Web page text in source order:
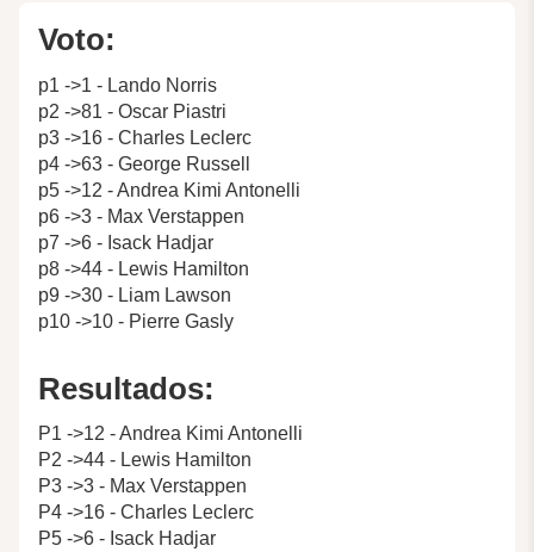
Voto:
p1 ->1 - Lando Norris
p2 ->81 - Oscar Piastri
p3 ->16 - Charles Leclerc
p4 ->63 - George Russell
p5 ->12 - Andrea Kimi Antonelli
p6 ->3 - Max Verstappen
p7 ->6 - Isack Hadjar
p8 ->44 - Lewis Hamilton
p9 ->30 - Liam Lawson
p10 ->10 - Pierre Gasly
Resultados:
P1 ->12 - Andrea Kimi Antonelli
P2 ->44 - Lewis Hamilton
P3 ->3 - Max Verstappen
P4 ->16 - Charles Leclerc
P5 ->6 - Isack Hadjar